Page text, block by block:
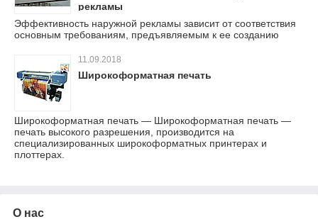
рекламы
Эффективность наружной рекламы зависит от соответствия
основным требованиям, предъявляемым к ее созданию
11.09.2018
Широкоформатная печать
Широкоформатная печать — Широкоформатная печать —
печать высокого разрешения, производится на
специализированных широкоформатных принтерах и
плоттерах.
О нас